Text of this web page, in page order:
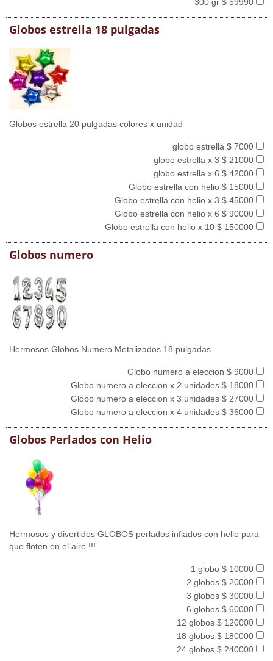
Globos estrella 18 pulgadas
Globos estrella 20 pulgadas colores x unidad
globo estrella $ 7000
globo estrella x 3 $ 21000
globo estrella x 6 $ 42000
Globo estrella con helio $ 15000
Globo estrella con helio x 3 $ 45000
Globo estrella con helio x 6 $ 90000
Globo estrella con helio x 10 $ 150000
Globos numero
Hermosos Globos Numero Metalizados 18 pulgadas
Globo numero a eleccion $ 9000
Globo numero a eleccion x 2 unidades $ 18000
Globo numero a eleccion x 3 unidades $ 27000
Globo numero a eleccion x 4 unidades $ 36000
Globos Perlados con Helio
Hermosos y divertidos GLOBOS perlados inflados con helio para
que floten en el aire !!!
1 globo $ 10000
2 globos $ 20000
3 globos $ 30000
6 globos $ 60000
12 globos $ 120000
18 globos $ 180000
24 globos $ 240000